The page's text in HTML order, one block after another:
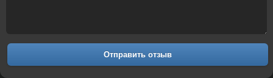
Отправить отзыв